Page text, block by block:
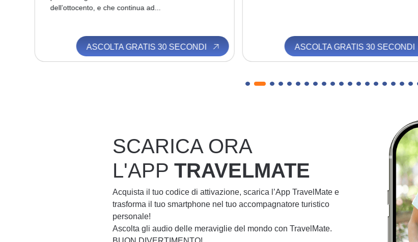
dell’ottocento, e che continua ad...
ASCOLTA GRATIS 30 SECONDI ASCOLTA GRATIS 30 SECONDI
SCARICA ORA
L'APPTRAVELMATE
Acquista il tuo codice di attivazione, scarica l’App TravelMate e
trasforma il tuo smartphone nel tuo accompagnatore turistico
personale!
Ascolta gli audio delle meraviglie del mondo con TravelMate.